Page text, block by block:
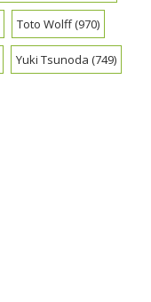
Toto Wolff(970)
Yuki Tsunoda (749)